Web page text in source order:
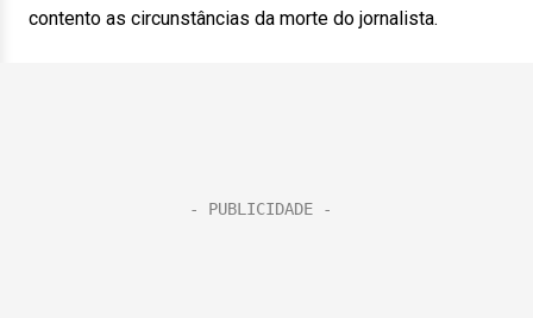
contento as circunstâncias da morte do jornalista.